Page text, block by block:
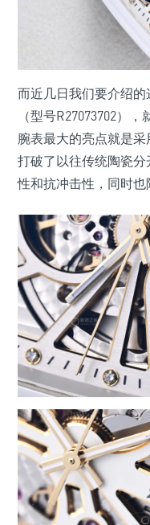
而近几日我们要介绍
（型号R27073702）
腕表最大的亮点就是采
打破了以往传统陶瓷
性和抗冲击性，同时也